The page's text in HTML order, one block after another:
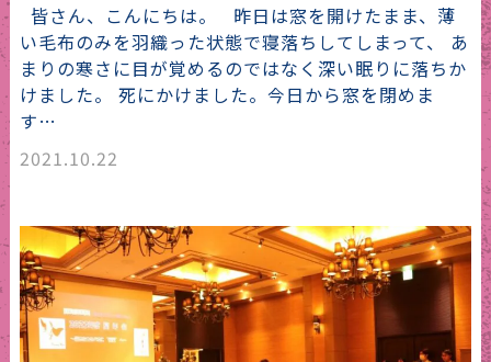
皆さん、こんにちは。 昨日は窓を開けたまま、薄
い毛布のみを羽織った状態で寝落ちしてしまって、 あ
まりの寒さに目が覚めるのではなく深い眠りに落ちか
けました。 死にかけました。今日から窓を閉めま
す…
2021.10.22